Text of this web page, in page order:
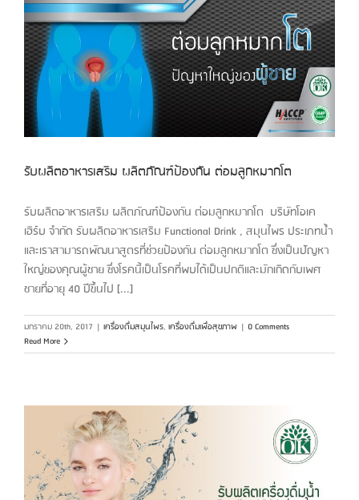
รับผลิตอาหารเสริม ผลิตภัณฑ์ป้องกัน ต่อมลูกหมากโต
รับผลิตอาหารเสริม ผลิตภัณฑ์ป้องกัน ต่อมลูกหมากโต บริษัทโอเค
เฮิร์บ จำกัด รับผลิตอาหารเสริม Functional Drink , สมุนไพร ประเภทน้ำ
และเราสามารถพัฒนาสูตรที่ช่วยป้องกัน ต่อมลูกหมากโต ซึ่งเป็นปัญหา
ใหญ่ของคุณผู้ชาย ซึ่งโรคนี้เป็นโรคที่พบได้เป็นปกติและมักเกิดกับเพศ
ชายที่อายุ 40 ปีขึ้นไป [...]
มกราคม 20th, 2017 | เครื่องดื่มสมุนไพร, เครื่องดื่มเพื่อสุขภาพ | 0 Comments
Read More